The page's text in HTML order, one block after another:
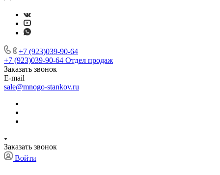
+7 (923)039-90-64
+7 (923)039-90-64 Отдел продаж
Заказать звонок
E-mail
sale@mnogo-stankov.ru
Заказать звонок
Войти